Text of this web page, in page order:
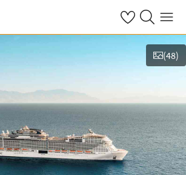
Se dine gemte
Søg påMenu
(48)